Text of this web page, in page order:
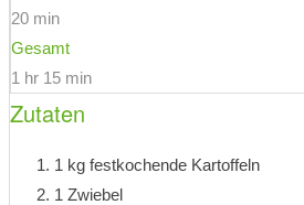
20 min
Gesamt
1 hr 15 min
Zutaten
1 kg festkochende Kartoffeln
1 Zwiebel